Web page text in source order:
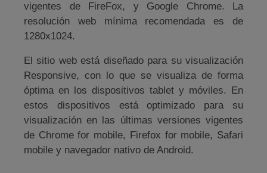
vigentes de FireFox, y Google Chrome. La
resolución web mínima recomendada es de
1280x1024.
El sitio web está diseñado para su visualización
Responsive, con lo que se visualiza de forma
óptima en los dispositivos tablet y móviles. En
estos dispositivos está optimizado para su
visualización en las últimas versiones vigentes
de Chrome for mobile, Firefox for mobile, Safari
mobile y navegador nativo de Android.